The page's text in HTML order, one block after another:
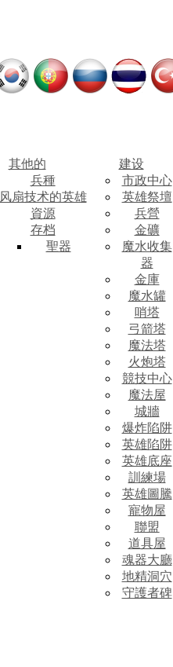
其他的
兵種
风扇技术的英雄
資源
存档
聖器
建设
市政中心
英雄祭壇
兵營
金礦
魔水收集
器
金庫
魔水罐
哨塔
弓箭塔
魔法塔
火炮塔
競技中心
魔法屋
城牆
爆炸陷阱
英雄陷阱
英雄底座
訓練場
英雄圖騰
寵物屋
聯盟
道具屋
魂器大廳
地精洞穴
守護者碑